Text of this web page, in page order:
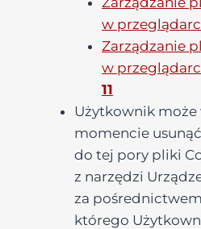
w
Zarządzanie
w
11
Użytkownik
momencie
do tej pory pliki
z narzędzi
za pośrednictwem
którego